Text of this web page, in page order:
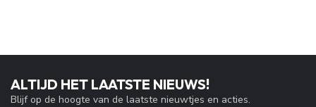
ALTIJD HET LAATSTE NIEUWS!
Blijf op de hoogte van de laatste nieuwtjes en acties.